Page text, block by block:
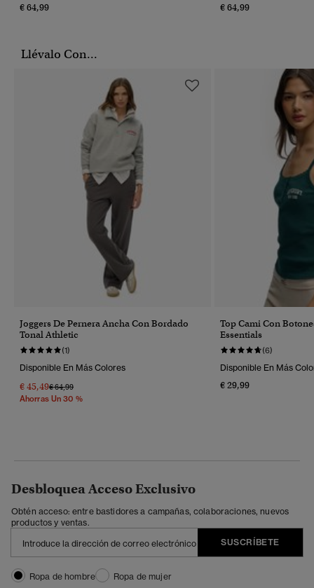
€ 64,99 € 64,99
Llévalo Con...
Joggers De Pernera Ancha Con Bordado
Tonal Athletic
(1)
Disponible En Más Colores
€ 45,49Precio Rebajado De
€ 64,99A
Ahorras Un 30 %
Top Cami Con
Essentials
(6)
Disponible En Más
€ 29,99
Desbloquea Acceso Exclusivo
Obtén acceso: entre bastidores a campañas, colaboraciones, nuevos
productos y ventas.
SUSCRÍBETE
Ropa de hombre
Ropa de mujer